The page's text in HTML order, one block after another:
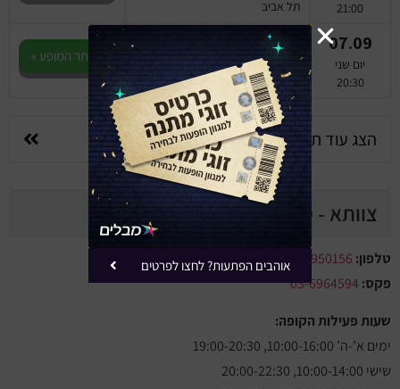
21:00 תל אביב
07.09
יום שני
20:30
אחינועם ואני
צוותא
תל אביב
לאתר המופע »
הצג עוד תוצאות
צוותא - טלפון וכתובת
טלפון: 03-6950156
פקס: 03-6964594
שעות פעילות הקופה:
ימים א’-ה’ 10:00-16:00, 19:00-20:30
שישי 10:00-14:00, 20:00-22:30
אוהבים הפתעות? לחצו לפרטים